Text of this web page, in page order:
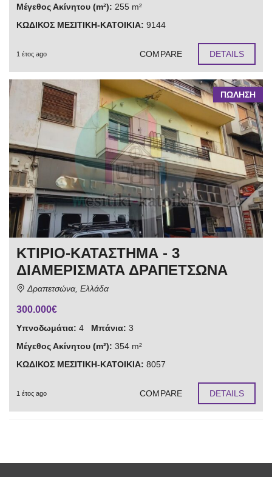
Μέγεθος Ακίνητου (m²): 255 m²
ΚΩΔΙΚΟΣ ΜΕΣΙΤΙΚΗ-ΚΑΤΟΙΚΙΑ: 9144
1 έτος ago COMPARE DETAILS
ΠΩΛΗΣΗ
ΚΤΙΡΙΟ-ΚΑΤΑΣΤΗΜΑ - 3
ΔΙΑΜΕΡΙΣΜΑΤΑ ΔΡΑΠΕΤΣΩΝΑ
Δραπετσώνα, Ελλάδα
300.000€
Υπνοδωμάτια: 4 Μπάνια: 3
Μέγεθος Ακίνητου (m²): 354 m²
ΚΩΔΙΚΟΣ ΜΕΣΙΤΙΚΗ-ΚΑΤΟΙΚΙΑ: 8057
1 έτος ago COMPARE DETAILS